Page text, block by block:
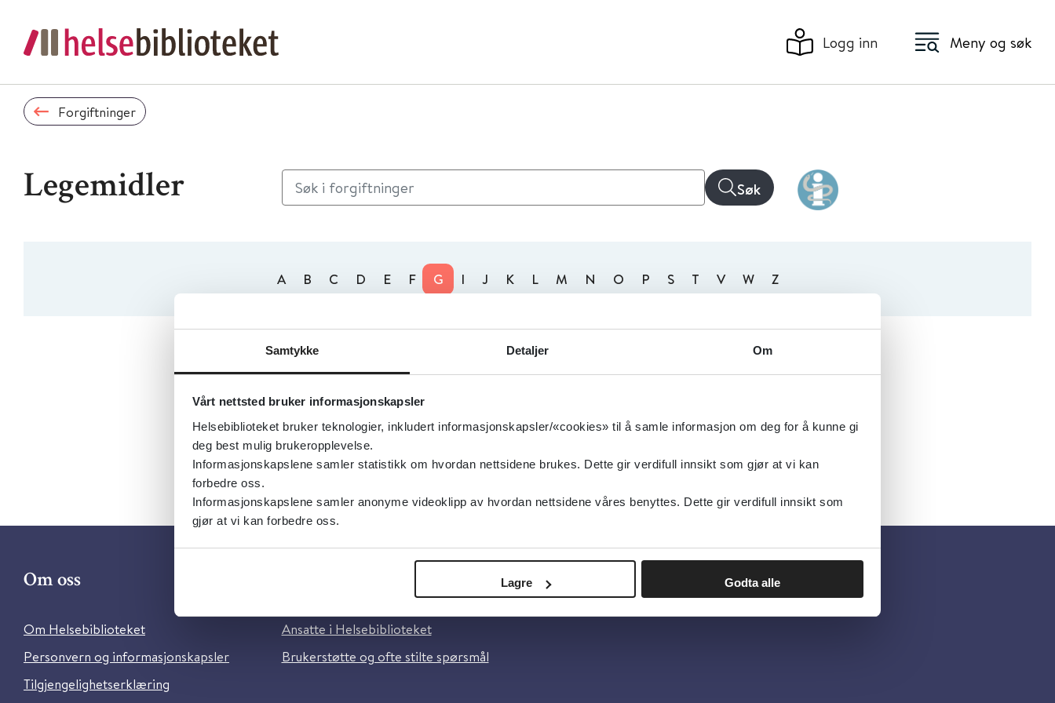
Samtykke Detaljer Om
Vårt nettsted bruker informasjonskapsler
Helsebiblioteket bruker teknologier, inkludert informasjonskapsler/«cookies» til å samle informasjon om deg for å kunne gi
deg best mulig brukeropplevelse.
Informasjonskapslene samler statistikk om hvordan nettsidene brukes. Dette gir verdifull innsikt som gjør at vi kan
forbedre oss.
Informasjonskapslene samler anonyme videoklipp av hvordan nettsidene våres benyttes. Dette gir verdifull innsikt som
gjør at vi kan forbedre oss.
Lagre Godta alle
Logg inn Meny og søk
Forgiftninger
Legemidler Søk
A B C D E F G I J K L M N O P S T V W Z
Gabapentin - behandlingsanbefaling ved forgiftning
Om oss
Om Helsebiblioteket
Personvern og informasjonskapsler
Tilgjengelighetserklæring
Ansatte i Helsebiblioteket
Brukerstøtte og ofte stilte spørsmål